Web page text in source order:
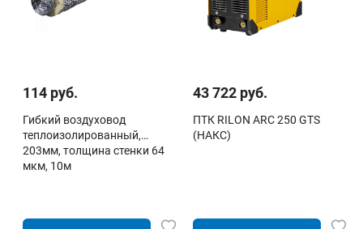
114 руб.
Гибкий воздуховод
теплоизолированный,
203мм, толщина стенки 64
мкм, 10м
43 722 руб.
ПТК RILON ARC 250 GTS
(НАКС)